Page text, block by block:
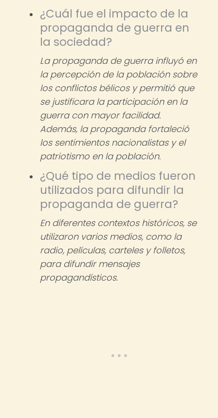
¿Cuál fue el impacto de la
propaganda de guerra en
la sociedad?
La propaganda de guerra influyó en
la percepción de la población sobre
los conflictos bélicos y permitió que
se justificara la participación en la
guerra con mayor facilidad.
Además, la propaganda fortaleció
los sentimientos nacionalistas y el
patriotismo en la población.
¿Qué tipo de medios fueron
utilizados para difundir la
propaganda de guerra?
En diferentes contextos históricos, se
utilizaron varios medios, como la
radio, películas, carteles y folletos,
para difundir mensajes
propagandísticos.